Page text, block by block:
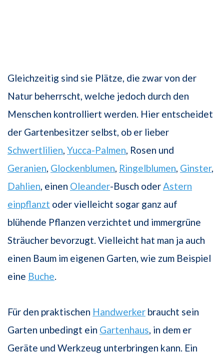
Gleichzeitig sind sie Plätze, die zwar von der
Natur beherrscht, welche jedoch durch den
Menschen kontrolliert werden. Hier entscheidet
der Gartenbesitzer selbst, ob er lieber
Schwertlilien, Yucca-Palmen, Rosen und
Geranien, Glockenblumen, Ringelblumen, Ginster,
Dahlien, einen Oleander-Busch oderAstern
einpflanzt oder vielleicht sogar ganz auf
blühende Pflanzen verzichtet und immergrüne
Sträucher bevorzugt. Vielleicht hat man ja auch
einen Baum im eigenen Garten, wie zum Beispiel
eine Buche.
Für den praktischen Handwerker braucht sein
Garten unbedingt ein Gartenhaus, in dem er
Geräte und Werkzeug unterbringen kann. Ein